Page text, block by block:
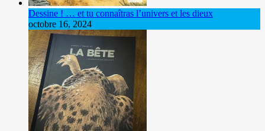
Dessine ! … et tu connaîtras l’univers et les dieux
octobre 16, 2024